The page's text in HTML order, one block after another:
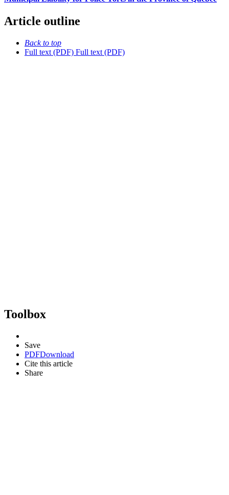
Article outline
Back to top
Full text (PDF) Full text (PDF)
Toolbox
Save
PDFDownload
Cite this article
Share